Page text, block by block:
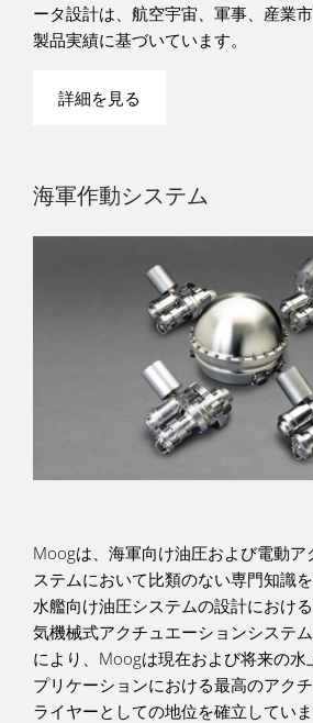
ータ設計は、航空宇宙、軍事、産業
製品実績に基づいています。
詳細を見る
海軍作動システム
Moogは、海軍向け油圧および電動ア
ステムにおいて比類のない専門知識
水艦向け油圧システムの設計におけ
気機械式アクチュエーションシステ
により、Moogは現在および将来の水
プリケーションにおける最高のアク
ライヤーとしての地位を確立していま